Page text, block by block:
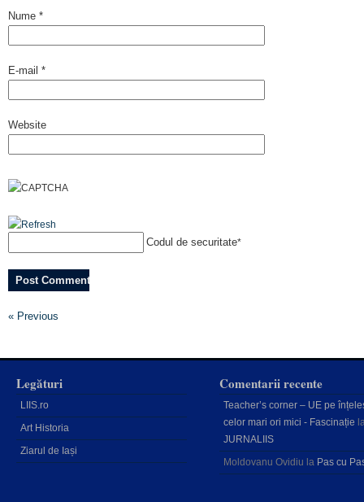
Nume *
E-mail *
Website
Codul de securitate*
« Previous
Legături
LIIS.ro
Art Historia
Ziarul de Iași
Comentarii recente
Teacher’s corner – UE pe
celor mari ori mici - Fascinație
JURNALIIS
Moldovanu Ovidiu la Pas cu